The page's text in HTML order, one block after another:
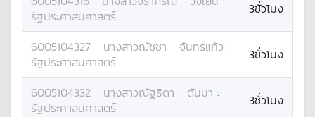
รัฐประศาสนศาสตร์
3ชั่วโมง
6005104327 นางสาวฌัชชา จันทร์แก้ว :
รัฐประศาสนศาสตร์
3ชั่วโมง
6005104332 นางสาวณัฐธิดา ตันมา :
รัฐประศาสนศาสตร์
3ชั่วโมง